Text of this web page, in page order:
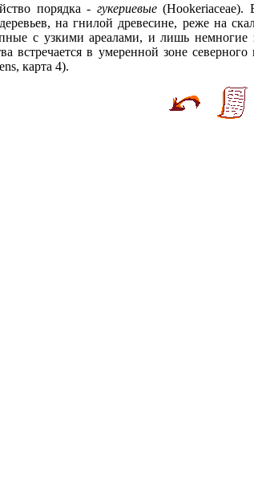
порядка - гукериевые(Hookeriaceae).
на гнилой древесине, реже на
с узкими ареалами, и лишь
встречается в умеренной зоне
карта 4).